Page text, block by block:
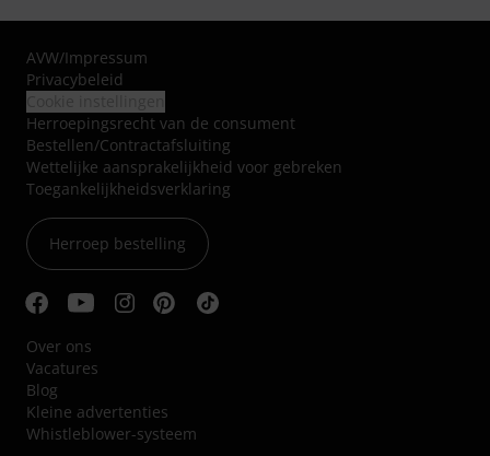
AVW/Impressum
Privacybeleid
Herroepingsrecht van de consument
Bestellen/Contractafsluiting
Wettelijke aansprakelijkheid voor gebreken
Toegankelijkheidsverklaring
Herroep bestelling
Over ons
Vacatures
Blog
Kleine advertenties
Whistleblower-systeem